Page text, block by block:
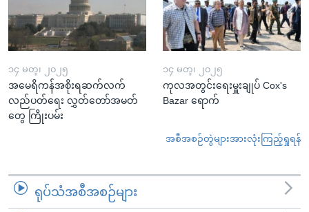
၁၄ မတ္၊ ၂၀၂၅
အမေရိကန်အစိုးရဆက်လက်
လည်ပတ်ရေး လွှတ်တော်အမတ်
တွေ ကြိုးပမ်း
၁၄ မတ္၊ ၂၀၂၅
ကုလအတွင်းရေးမှူးချုပ် Cox's
Bazar ရောက်
အစီအစဉ်တွဲများအားလုံးကြည့်ရှုရန်
ရုပ်သံအစီအစဉ်များ